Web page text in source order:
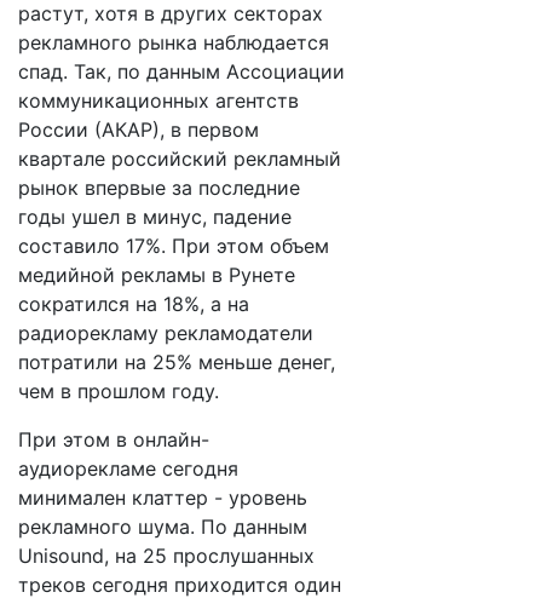
растут, хотя в других секторах
рекламного рынка наблюдается
спад. Так, по данным Ассоциации
коммуникационных агентств
России (АКАР), в первом
квартале российский рекламный
рынок впервые за последние
годы ушел в минус, падение
составило 17%. При этом объем
медийной рекламы в Рунете
сократился на 18%, а на
радиорекламу рекламодатели
потратили на 25% меньше денег,
чем в прошлом году.
При этом в онлайн-
аудиорекламе сегодня
минимален клаттер - уровень
рекламного шума. По данным
Unisound, на 25 прослушанных
треков сегодня приходится один